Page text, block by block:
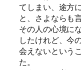
てしまい、途方
と、さよならも
その人の心境に
したけれど、今
会えないという
た。